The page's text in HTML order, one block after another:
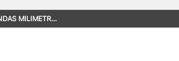
MILIMETR…